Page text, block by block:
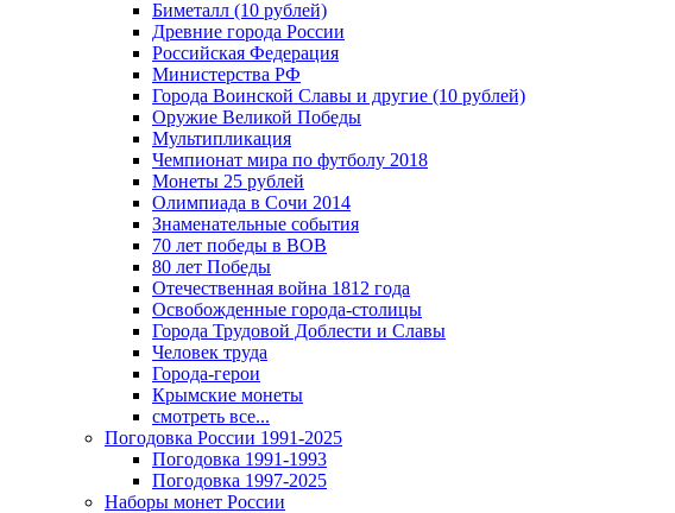
Биметалл (10 рублей)
Древние города России
Российская Федерация
Министерства РФ
Города Воинской Славы и другие (10 рублей)
Оружие Великой Победы
Мультипликация
Чемпионат мира по футболу 2018
Монеты 25 рублей
Олимпиада в Сочи 2014
Знаменательные события
70 лет победы в ВОВ
80 лет Победы
Отечественная война 1812 года
Освобожденные города-столицы
Города Трудовой Доблести и Славы
Человек труда
Города-герои
Крымские монеты
смотреть все...
Погодовка России 1991-2025
Погодовка 1991-1993
Погодовка 1997-2025
Наборы монет России